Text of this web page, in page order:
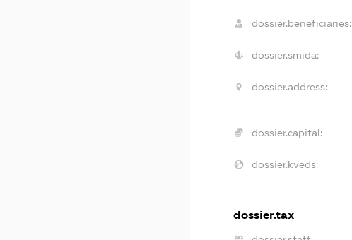
dossier.beneficiaries:
dossier.smida:
dossier.address:
dossier.capital:
dossier.kveds:
dossier.tax